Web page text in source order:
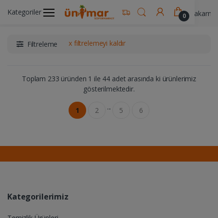
Kategoriler 0
Ünimar Anasayfa Gıda & Yemek Ürünleri Makarna
Filtreleme x filtrelemeyi kaldır
Toplam 233 üründen 1 ile 44 adet arasında ki ürünlerimiz
gösterilmektedir.
1 2 ... 5 6
Kategorilerimiz